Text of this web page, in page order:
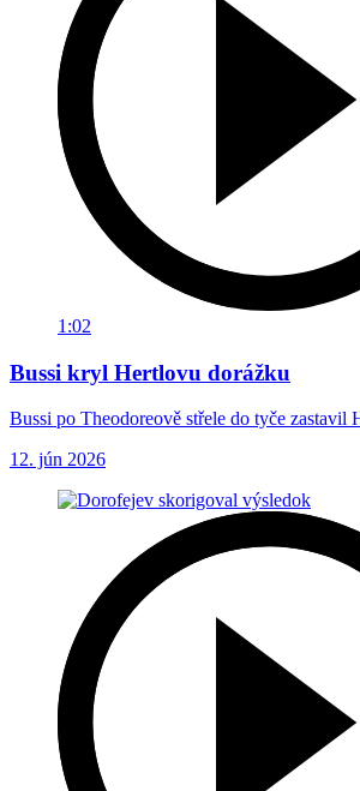
1:02
Bussi kryl Hertlovu dorážku
Bussi po Theodoreově střele do tyče zastavil
12. jún 2026